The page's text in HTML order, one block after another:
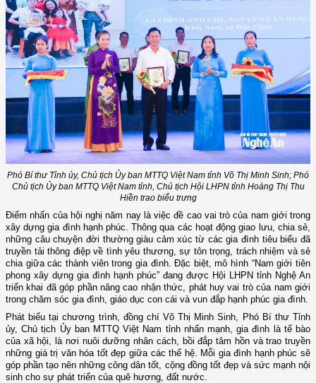
Phó Bí thư Tỉnh ủy, Chủ tịch Ủy ban MTTQ Việt Nam tỉnh Võ Thị Minh Sinh; Phó
Chủ tịch Ủy ban MTTQ Việt Nam tỉnh, Chủ tịch Hội LHPN tỉnh Hoàng Thị Thu
Hiền trao biểu trưng
Điểm nhấn của hội nghị năm nay là việc đề cao vai trò của nam giới trong
xây dựng gia đình hạnh phúc. Thông qua các hoạt động giao lưu, chia sẻ,
những câu chuyện đời thường giàu cảm xúc từ các gia đình tiêu biểu đã
truyền tải thông điệp về tình yêu thương, sự tôn trọng, trách nhiệm và sẻ
chia giữa các thành viên trong gia đình. Đặc biệt, mô hình “Nam giới tiên
phong xây dựng gia đình hạnh phúc” đang được Hội LHPN tỉnh Nghệ An
triển khai đã góp phần nâng cao nhận thức, phát huy vai trò của nam giới
trong chăm sóc gia đình, giáo dục con cái và vun đắp hạnh phúc gia đình.
Phát biểu tại chương trình, đồng chí Võ Thị Minh Sinh
Phó Bí thư Tỉnh
ủy, Chủ tịch Ủy ban MTTQ Việt Nam tỉnh nhấn mạnh , gia đình là tế bào
của xã hội, là nơi nuôi dưỡng nhân cách, bồi đắp tâm hồn và trao truyền
những giá trị văn hóa tốt đẹp giữa các thế hệ. Mỗi gia đình hạnh phúc sẽ
góp phần tạo nên những công dân tốt, cộng đồng tốt đẹp và sức mạnh nội
sinh cho sự phát triển của quê hương, đất nước.